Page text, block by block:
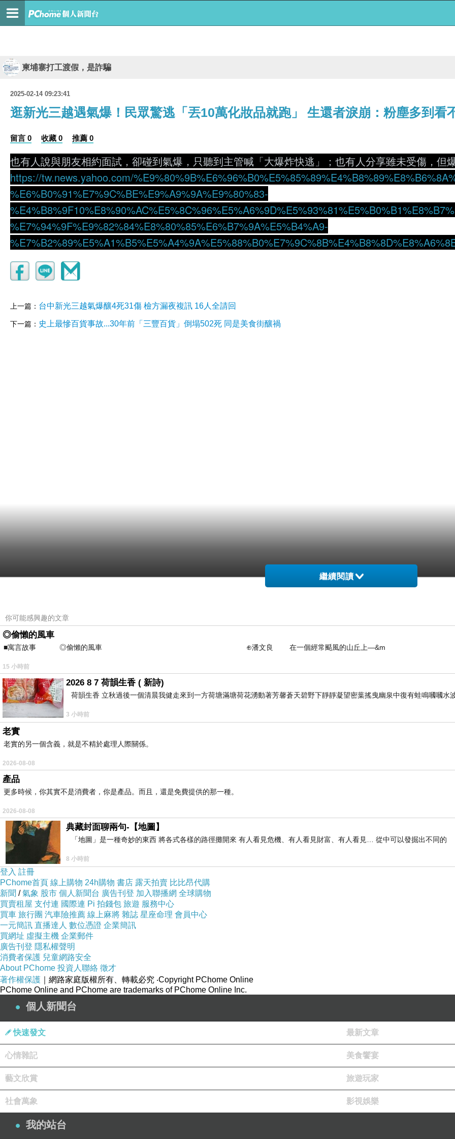
柬埔寨打工渡假，是詐騙
2025-02-14 09:23:41
逛新光三越遇氣爆！民眾驚逃「丟10萬化妝品就跑」 生還者淚崩：粉塵多到看
留言 0 收藏 0 推薦 0
也有人說與朋友相約面試，卻碰到氣爆，只聽到主管喊「大爆炸快逃」；也有人分享雖未受傷，但
https://tw.news.yahoo.com/
%E6%B0%91%E7%9C%BE%E9%A9%9A%E9%80%83-
%E7%94%9F%E9%82%84%E8%80%85%E6%B7%9A%E5%B4%A9-
上一篇： 台中新光三越氣爆釀4死31傷 檢方漏夜複訊 16人全請回
下一篇： 史上最慘百貨事故...30年前「三豐百貨」倒塌502死 同是美食街釀禍
繼續閱讀
你可能感興趣的文章
◎偷懶的風車
■寓言故事 ◎偷懶的風車 ⊕潘文良 在一個經常颳風的山丘上—&m
15 小時前
2026 8 7 荷韻生香 ( 新詩)
荷韻生香 立秋過後一個清晨我健走來到一方荷塘滿塘荷花湧動著芳馨蒼天碧野下靜靜凝望密葉搖曳幽泉中復有蛙鳴嘓嘓水
3 小時前
老實
老實的另一個含義，就是不精於處理人際關係。
2026-08-08
產品
更多時候，你其實不是消費者，你是產品。而且，還是免費提供的那一種。
2026-08-08
典藏封面聊兩句-【地圖】
「地圖」是一種奇妙的東西 將各式各樣的路徑攤開來 有人看見危機、有人看見財富、有人看見… 從中可以發掘出不同的
8 小時前
登入 註冊
PChome首頁 線上購物 24h購物 書店 露天拍賣 比比昂代購
新聞 /氣象 股市 個人新聞台 廣告刊登 加入聯播網 全球購物
買賣租屋 支付連 國際連 Pi 拍錢包 旅遊 服務中心
買車 旅行團 汽車險推薦 線上麻將 雜誌 星座命理 會員中心
一元簡訊 直播達人 數位憑證 企業簡訊
買網址 虛擬主機 企業郵件
廣告刊登 隱私權聲明
消費者保護 兒童網路安全
About PChome 投資人聯絡 徵才
著作權保護 ｜網路家庭版權所有、轉載必究 ‧Copyright PChome Online
PChome Online and PChome are trademarks of PChome Online Inc.
個人新聞台
快速發文 最新文章
心情雜記 美食饗宴
藝文欣賞 旅遊玩家
社會萬象 影視娛樂
我的站台